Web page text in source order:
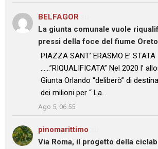
BELFAGOR
La giunta comunale vuole
pressi della foce del fiume Oreto
: “
PIAZZA SANT’ ERASMO E’ STATA
……”RIQUALIFICATA” Nel 2020 l’
Giunta Orlando “deliberò” di
dei milioni per “ La…
”
Ago 5, 06:55
pinomarittimo
Via Roma, il progetto della